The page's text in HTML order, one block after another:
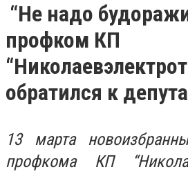
“Не надо
профком КП
обратился к
13 марта
профкома КП